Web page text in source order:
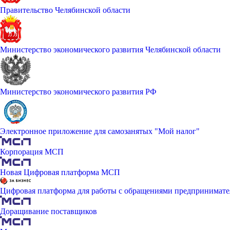
Правительство Челябинской области
Министерство экономического развития Челябинской области
Министерство экономического развития РФ
Электронное приложение для самозанятых "Мой налог"
Корпорация МСП
Новая Цифровая платформа МСП
Цифровая платформа для работы с обращениями
Доращивание поставщиков